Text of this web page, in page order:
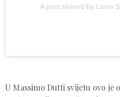
A post shared by Lison
U Massimo Dutti svijetu ovo je